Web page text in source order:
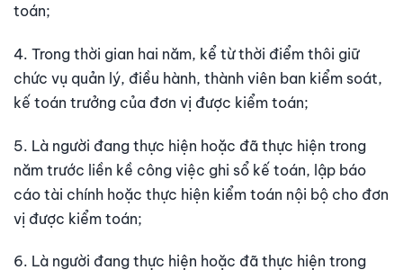
toán;
4. Trong thời gian hai năm, kể từ thời điểm thôi giữ
chức vụ quản lý, điều hành, thành viên ban kiểm soát,
kế toán trưởng của đơn vị được kiểm toán;
5. Là người đang thực hiện hoặc đã thực hiện trong
năm trước liền kề công việc ghi sổ kế toán, lập báo
cáo tài chính hoặc thực hiện kiểm toán nội bộ cho đơn
vị được kiểm toán;
6. Là người đang thực hiện hoặc đã thực hiện trong